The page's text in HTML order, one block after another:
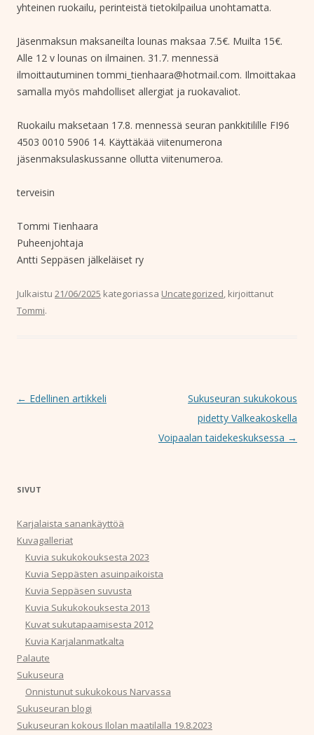
yhteinen ruokailu, perinteistä tietokilpailua unohtamatta.
Jäsenmaksun maksaneilta lounas maksaa 7.5€. Muilta 15€.
Alle 12 v lounas on ilmainen. 31.7. mennessä
ilmoittautuminen tommi_tienhaara@hotmail.com. Ilmoittakaa
samalla myös mahdolliset allergiat ja ruokavaliot.
Ruokailu maksetaan 17.8. mennessä seuran pankkitilille FI96
4503 0010 5906 14. Käyttäkää viitenumerona
jäsenmaksulaskussanne ollutta viitenumeroa.
terveisin
Tommi Tienhaara
Puheenjohtaja
Antti Seppäsen jälkeläiset ry
Julkaistu 21/06/2025 kategoriassa Uncategorized, kirjoittanut
Tommi.
Artikkelien selaus
← Edellinen artikkeli
Sukuseuran sukukokous
pidetty Valkeakoskella
Voipaalan taidekeskuksessa →
SIVUT
Karjalaista sanankäyttöä
Kuvagalleriat
Kuvia sukukokouksesta 2023
Kuvia Seppästen asuinpaikoista
Kuvia Seppäsen suvusta
Kuvia Sukukokouksesta 2013
Kuvat sukutapaamisesta 2012
Kuvia Karjalanmatkalta
Palaute
Sukuseura
Onnistunut sukukokous Narvassa
Sukuseuran blogi
Sukuseuran kokous Ilolan maatilalla 19.8.2023